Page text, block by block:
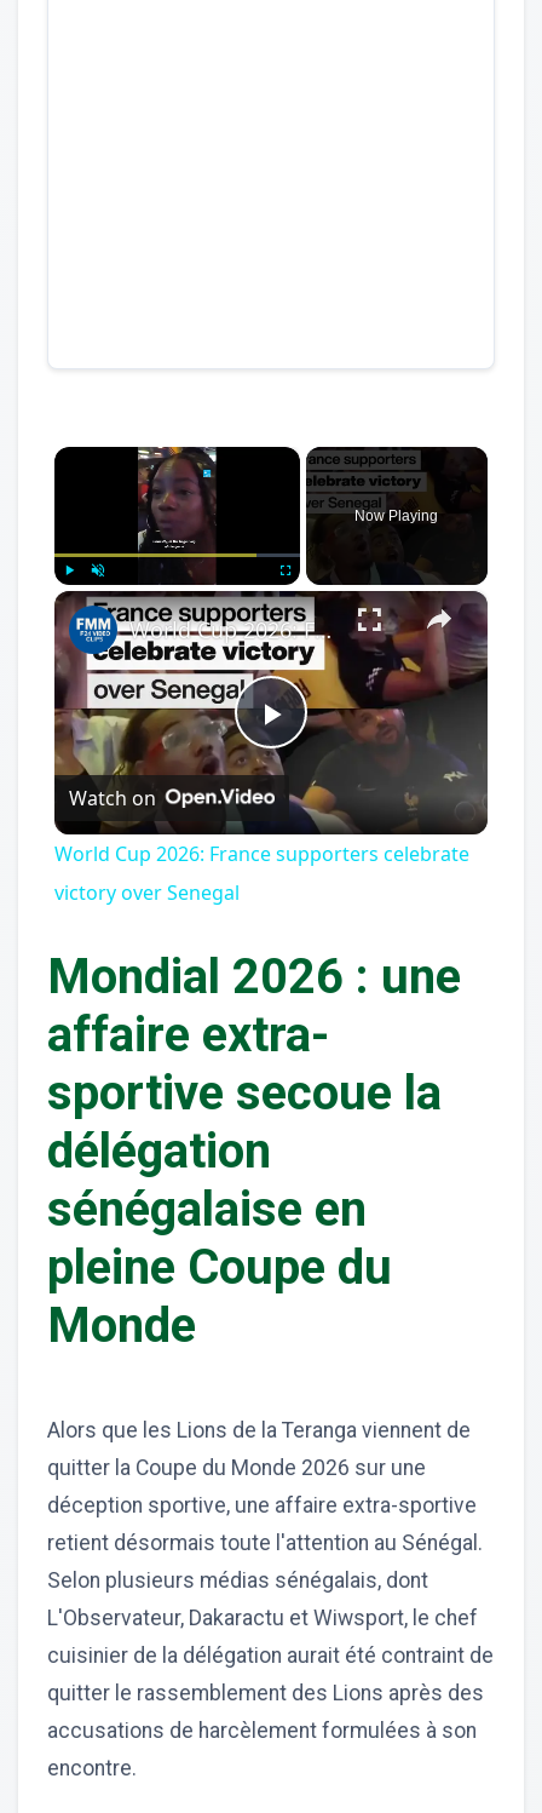
×
Play Unmute Fullscreen
Now Playing
×
Play
Video
World Cup 2026: France supporters celebrate victory over Senegal
Watch on
World Cup 2026: France supporters celebrate
victory over Senegal
Mondial 2026 : une
affaire extra-
sportive secoue la
délégation
sénégalaise en
pleine Coupe du
Monde
Alors que les Lions de la Teranga viennent de
quitter la Coupe du Monde 2026 sur une
déception sportive, une affaire extra-sportive
retient désormais toute l'attention au Sénégal.
Selon plusieurs médias sénégalais, dont
L'Observateur, Dakaractu et Wiwsport, le chef
cuisinier de la délégation aurait été contraint de
quitter le rassemblement des Lions après des
accusations de harcèlement formulées à son
encontre.